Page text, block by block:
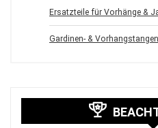
Ersatzteile für Vorhänge &
Gardinen- & Vorhangstangen